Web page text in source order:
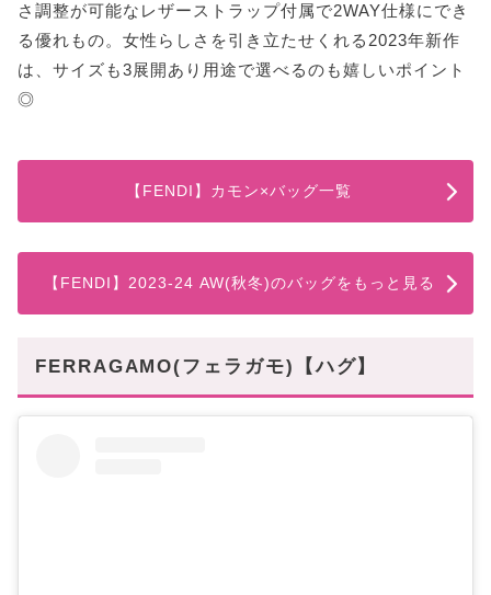
さ調整が可能なレザーストラップ付属で2WAY仕様にでき
る優れもの。女性らしさを引き立たせくれる2023年新作
は、サイズも3展開あり用途で選べるのも嬉しいポイント
◎
【FENDI】カモン×バッグ一覧
【FENDI】2023-24 AW(秋冬)のバッグをもっと見る
FERRAGAMO(フェラガモ)【ハグ】